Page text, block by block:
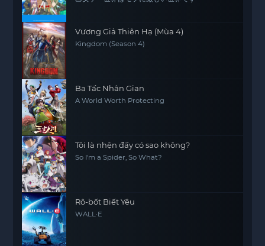
Vương Giả Thiên Hạ (Mùa 4)
Kingdom (Season 4)
Ba Tấc Nhân Gian
A World Worth Protecting
Tôi là nhện đấy có sao không?
So I'm a Spider, So What?
Rô-bốt Biết Yêu
WALL·E